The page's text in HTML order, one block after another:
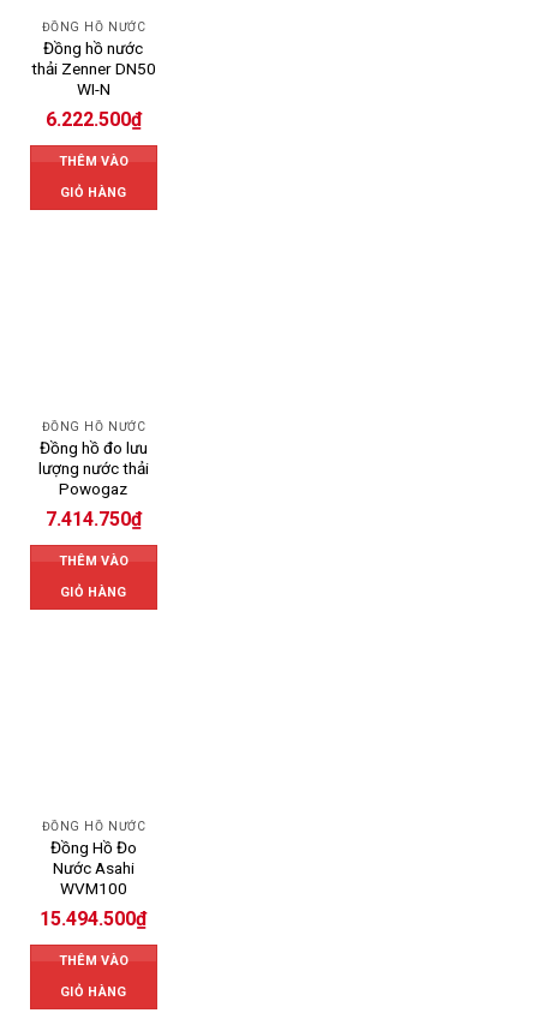
ĐỒNG HỒ NƯỚC
Đồng hồ nước
thải Zenner DN50
WI-N
6.222.500₫
THÊM VÀO
GIỎ HÀNG
ĐỒNG HỒ NƯỚC
Đồng hồ đo lưu
lượng nước thải
Powogaz
7.414.750₫
THÊM VÀO
GIỎ HÀNG
ĐỒNG HỒ NƯỚC
Đồng Hồ Đo
Nước Asahi
WVM100
15.494.500₫
THÊM VÀO
GIỎ HÀNG